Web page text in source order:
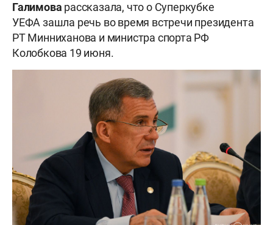
Галимова рассказала, что о Суперкубке
УЕФА зашла речь во время встречи президента
РТ Минниханова и министра спорта РФ
Колобкова 19 июня.